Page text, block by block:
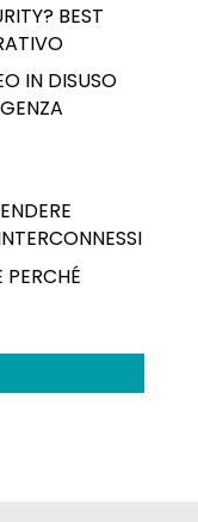
BEST
IN DISUSO